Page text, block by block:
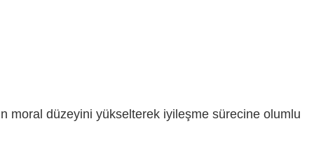
moral düzeyini yükselterek iyileşme sürecine olumlu